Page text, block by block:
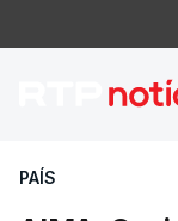
AIMA.
PAÍS